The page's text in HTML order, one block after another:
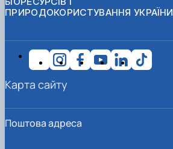
ПРИРОДОКОРИСТУВАННЯ УКРАЇНИ
Поштова адреса
Карта сайту